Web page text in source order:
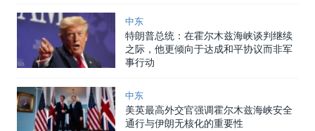
中东
特朗普总统：在霍尔木兹海峡谈判继续
之际，他更倾向于达成和平协议而非军
事行动
中东
美英最高外交官强调霍尔木兹海峡安全
通行与伊朗无核化的重要性